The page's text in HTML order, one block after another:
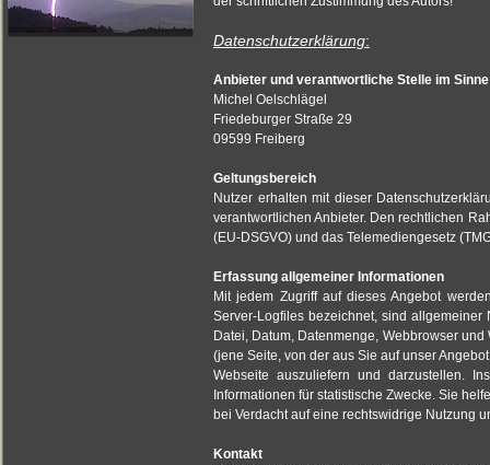
Datenschutzerklärung:
Anbieter und verantwortliche Stelle im
Michel Oelschlägel
Friedeburger Straße 29
09599 Freiberg
Geltungsbereich
Nutzer erhalten mit dieser
verantwortlichen Anbieter. Den rechtlichen
(EU-DSGVO) und das Telemediengesetz
Erfassung allgemeiner Informationen
Mit jedem Zugriff auf dieses Angebot
Server-Logfiles bezeichnet, sind
Datei, Datum, Datenmenge, Webbrowser
(jene Seite, von der aus Sie auf unser
Webseite auszuliefern und darzustellen.
Informationen für statistische Zwecke. Sie
bei Verdacht auf eine rechtswidrige Nutzung
Kontakt